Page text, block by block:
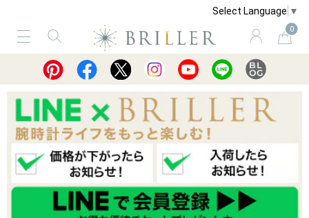
Select Language ▼
0
サービス ショッピングガイド 買取